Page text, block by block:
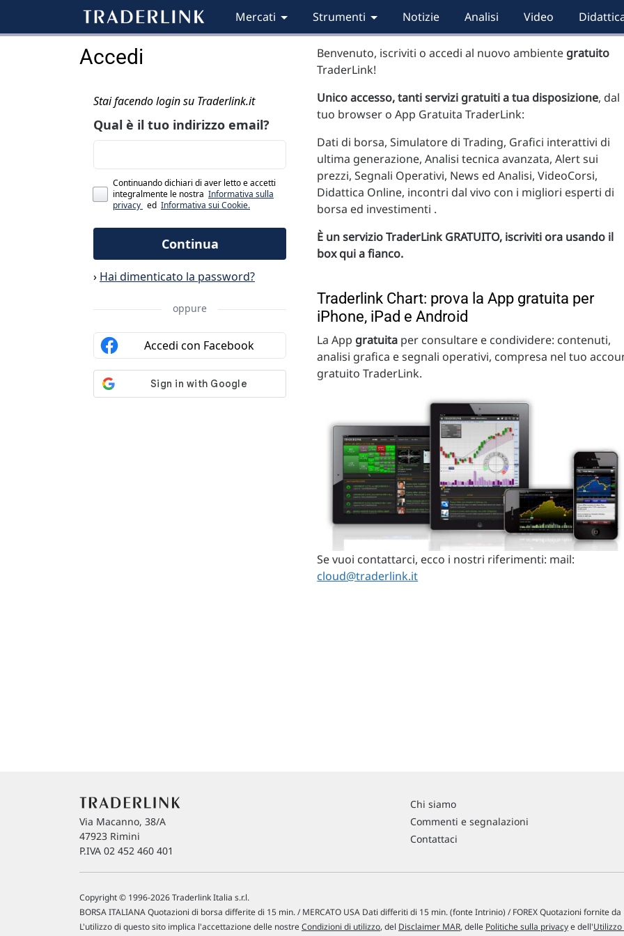
Mercati Strumenti Notizie Analisi Video
Accedi Benvenuto, iscriviti o accedi al nuovo ambiente gratuito
TraderLink!
Unico accesso, tanti servizi gratuiti a tua disposizione, dal
tuo browser o App Gratuita TraderLink:
Dati di borsa, Simulatore di Trading, Grafici interattivi di
ultima generazione, Analisi tecnica avanzata, Alert sui
prezzi, Segnali Operativi, News ed Analisi, VideoCorsi,
Didattica Online, incontri dal vivo con i migliori esperti di
borsa ed investimenti .
È un servizio TraderLink GRATUITO, iscriviti ora usando il
box qui a fianco.
Traderlink Chart: prova la App gratuita per
iPhone, iPad e Android
La App gratuita per consultare e condividere: contenuti,
analisi grafica e segnali operativi, compresa nel tuo
gratuito TraderLink.
Se vuoi contattarci, ecco i nostri riferimenti: mail:
cloud@traderlink.it
Via Macanno, 38/A
47923 Rimini
P.IVA 02 452 460 401
Chi siamo
Commenti e segnalazioni
Contattaci
Copyright © 1996-2026 Traderlink Italia s.r.l.
BORSA ITALIANA Quotazioni di borsa differite di 15 min. / MERCATO USA Dati differiti di 15 min. (fonte Intrinio) / FOREX Quotazioni fornite da
L'utilizzo di questo sito implica l'accettazione delle nostreCondizioni di utilizzo, del Disclaimer MAR, delle Politiche sulla privacye dell'